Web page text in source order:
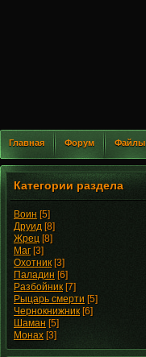
Главная Форум Файлы
Категории раздела
Воин [5]
Друид [8]
Жрец [8]
Маг [3]
Охотник [3]
Паладин [6]
Разбойник [7]
Рыцарь смерти [5]
Чернокнижник [6]
Шаман [5]
Монах [3]